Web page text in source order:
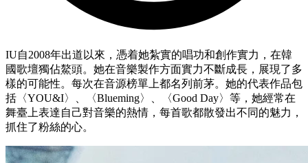
IU自2008年出道以來，憑着她紮實的唱功和創作實力，在韓
國歌壇獨佔鰲頭。她在音樂製作方面實力不斷成長，展現了多
樣的可能性。每次在音源榜單上都名列前茅。她的代表作品包
括〈YOU&I〉、〈Blueming〉、〈Good Day〉等，她經常在
舞臺上表達自己對音樂的熱情，每首歌都散發出不同的魅力，
抓住了粉絲的心。